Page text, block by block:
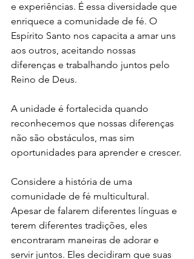
e experiências. É essa diversidade que
enriquece a comunidade de fé. O
Espírito Santo nos capacita a amar uns
aos outros, aceitando nossas
diferenças e trabalhando juntos pelo
Reino de Deus.
A unidade é fortalecida quando
reconhecemos que nossas diferenças
não são obstáculos, mas sim
oportunidades para aprender e crescer.
Considere a história de uma
comunidade de fé multicultural.
Apesar de falarem diferentes línguas e
terem diferentes tradições, eles
encontraram maneiras de adorar e
servir juntos. Eles decidiram que suas